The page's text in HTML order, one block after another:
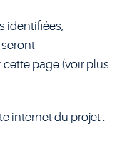
identifiées,
page (voir plus
internet du projet :